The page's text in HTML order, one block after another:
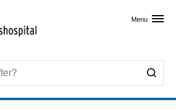
Menu